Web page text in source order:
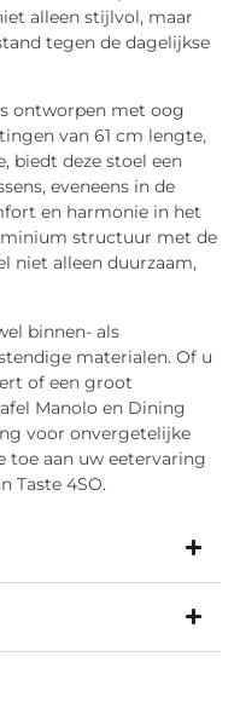
alleen stijlvol, maar
tegen de dagelijkse
ontworpen met oog
van 61 cm lengte,
biedt deze stoel een
eveneens in de
en harmonie in het
structuur met de
niet alleen duurzaam,
binnen- als
materialen. Of u
of een groot
Manolo en Dining
voor onvergetelijke
toe aan uw eetervaring
Taste 4SO.